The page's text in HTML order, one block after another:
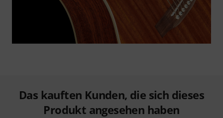
Das kauften Kunden, die sich dieses
Produkt angesehen haben